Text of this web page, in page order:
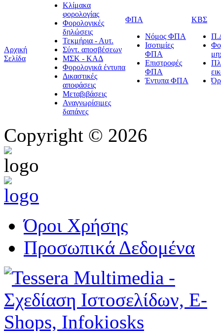
Αρχική
Σελίδα
Κλίμακα
φορολογίας
Φορολογικές
δηλώσεις
Τεκμήρια - Αυτ.
Σύντ. αποσβέσεων
ΜΣΚ - ΚΑΔ
Φορολογικά έντυπα
Δικαστικές
αποφάσεις
Μεταβιβάσεις
Αναγνωρίσιμες
δαπάνες
ΦΠΑ
Νόμος ΦΠΑ
Ισοτιμίες
ΦΠΑ
Επιστροφές
ΦΠΑ
Έντυπα ΦΠΑ
ΚΒΣ
Copyright © 2026
Όροι Χρήσης
Προσωπικά Δεδομένα